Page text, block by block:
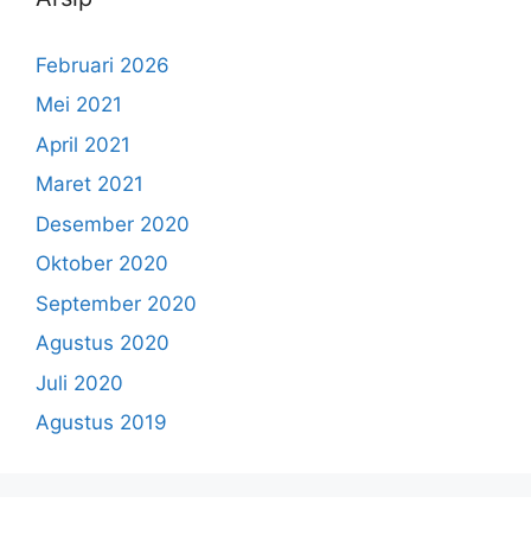
Februari 2026
Mei 2021
April 2021
Maret 2021
Desember 2020
Oktober 2020
September 2020
Agustus 2020
Juli 2020
Agustus 2019